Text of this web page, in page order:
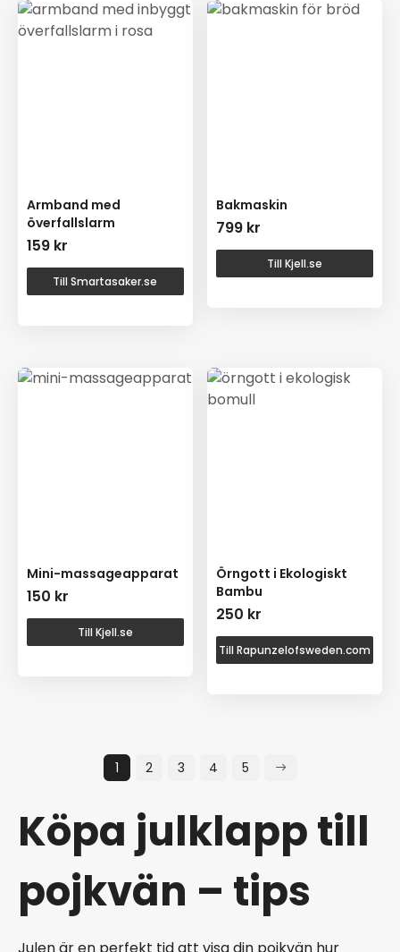
Armband med
överfallslarm
159 kr
Till Smartasaker.se
Bakmaskin
799 kr
Till Kjell.se
Mini-massageapparat
150 kr
Till Kjell.se
Örngott i Ekologiskt
Bambu
250 kr
Till Rapunzelofsweden.com
1 2 3 4 5
Köpa julklapp till
pojkvän – tips